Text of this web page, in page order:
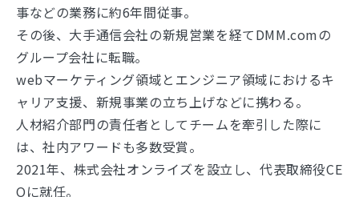
事などの業務に約6年間従事。
その後、大手通信会社の新規営業を経てDMM.comの
グループ会社に転職。
webマーケティング領域とエンジニア領域におけるキ
ャリア支援、新規事業の立ち上げなどに携わる。
人材紹介部門の責任者としてチームを牽引した際に
は、社内アワードも多数受賞。
2021年、株式会社オンライズを設立し、代表取締役CE
Oに就任。